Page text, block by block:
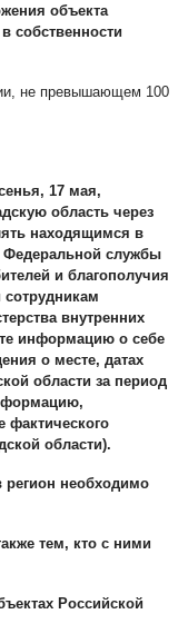
объекта
собственности
не превышающем 100
17 мая,
область через
находящимся в
Федеральной службы
и благополучия
сотрудникам
внутренних
информацию о себе
о месте, датах
области за период
фактического
области).
необходимо
тем, кто с ними
Российской